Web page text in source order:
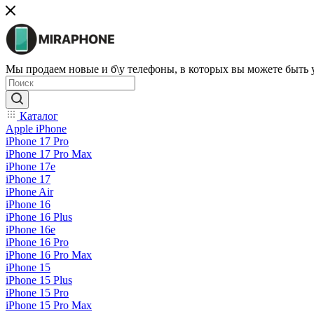
Мы продаем новые и б\у телефоны, в которых вы можете быть
Каталог
Apple iPhone
iPhone 17 Pro
iPhone 17 Pro Max
iPhone 17e
iPhone 17
iPhone Air
iPhone 16
iPhone 16 Plus
iPhone 16e
iPhone 16 Pro
iPhone 16 Pro Max
iPhone 15
iPhone 15 Plus
iPhone 15 Pro
iPhone 15 Pro Max